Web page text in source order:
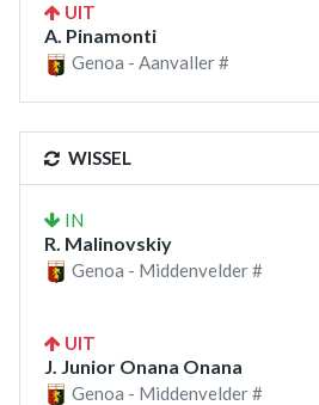
UIT
A. Pinamonti
Genoa - Aanvaller #
WISSEL
IN
R. Malinovskiy
Genoa - Middenvelder #
UIT
J. Junior Onana Onana
Genoa - Middenvelder #